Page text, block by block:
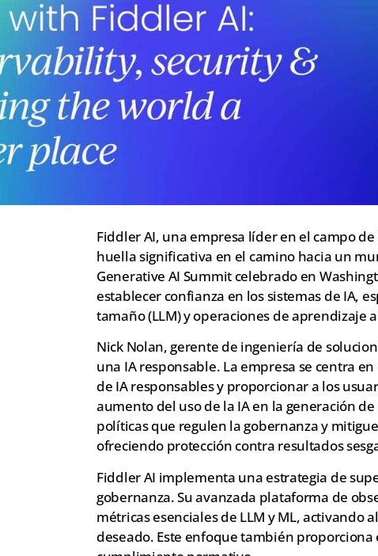
Fiddler AI, una empresa líder en el campo
huella significativa en el camino hacia un
Generative AI Summit celebrado en
establecer confianza en los sistemas de IA,
tamaño (LLM) y operaciones de aprendizaje
Nick Nolan, gerente de ingeniería de
una IA responsable. La empresa se centra
de IA responsables y proporcionar a los
aumento del uso de la IA en la generación
políticas que regulen la gobernanza y
ofreciendo protección contra resultados
Fiddler AI implementa una estrategia de
gobernanza. Su avanzada plataforma de
métricas esenciales de LLM y ML, activando
deseado. Este enfoque también